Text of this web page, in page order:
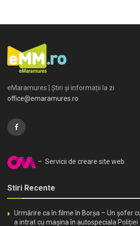
eMaramures | Știri și informații la zi
office@emaramures.ro
– Servicii de creare site web
Stiri Recente
Urmărire ca în filme în Borșa – Un șofer
a intrat cu mașina în autospeciala Poliției